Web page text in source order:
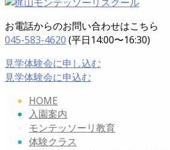
お電話からのお問い合わせはこちら
045-583-4620 (平日14:00〜16:30)
見学体験会に申し込む
見学体験会に申込む
HOME
入園案内
モンテッソーリ教育
体験クラス